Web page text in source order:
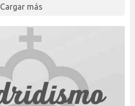
Cargar más